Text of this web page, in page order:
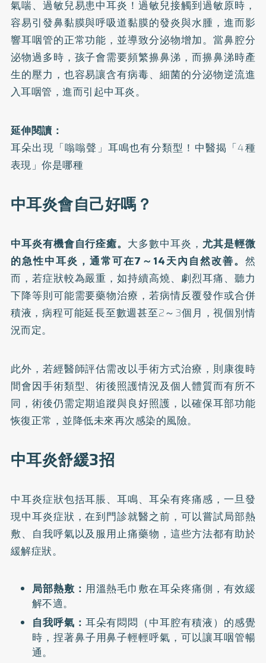
氣喘、過敏兒易患中耳炎！過敏兒接觸到過敏原時，
容易引發鼻黏膜與呼吸道黏膜的發炎與水腫，進而影
響耳咽管的正常功能，並導致分泌物增加。當鼻腔分
泌物過多時，孩子會需要頻繁擤鼻涕，而擤鼻涕時產
生的壓力，也容易讓含有病毒、細菌的分泌物逆流進
入耳咽管，進而引起中耳炎。
延伸閱讀：
耳朵出現「嗡嗡聲」耳鳴也有分類型！中醫揭「4種
表現」你是哪種
中耳炎會自己好嗎？
中耳炎有機會自行痊癒。 大多數中耳炎， 尤其是輕微
的急性中耳炎，通常可在7～14天內自然改善。 然
而，若症狀較為嚴重，如持續高燒、劇烈耳痛、聽力
下降等則可能需要藥物治療，若病情反覆發作或合併
積液，病程可能延長至數週甚至2～3個月，視個別情
況而定。
此外，若經醫師評估需改以手術方式治療，則康復時
間會因手術類型、術後照護情況及個人體質而有所不
同，術後仍需定期追蹤與良好照護，以確保耳部功能
恢復正常，並降低未來再次感染的風險。
中耳炎舒緩3招
中耳炎症狀包括耳脹、耳鳴、耳朵有疼痛感，一旦發
現中耳炎症狀，在到門診就醫之前，可以嘗試局部熱
敷、自我呼氣以及服用止痛藥物，這些方法都有助於
緩解症狀。
局部熱敷： 用溫熱毛巾敷在耳朵疼痛側，有效緩
解不適。
自我呼氣： 耳朵有悶悶（中耳腔有積液）的感覺
時，捏著鼻子用鼻子輕輕呼氣，可以讓耳咽管暢
通。